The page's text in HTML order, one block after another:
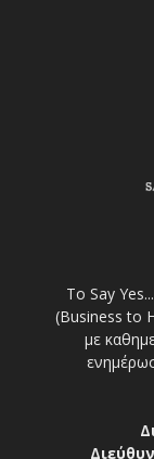
Το Say
(Business to
με